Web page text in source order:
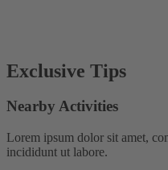
Exclusive Tips
Nearby Activities
Lorem ipsum dolor sit amet,
incididunt ut labore.